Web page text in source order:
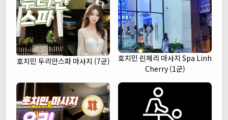
호치민 두리안스파 마사지 (7군)
호치민 린체리 마사지 Spa Linh
Cherry (1군)